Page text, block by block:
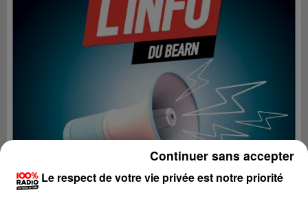
Le respect de votre vie privée est notre priorité
Continuer sans accepter